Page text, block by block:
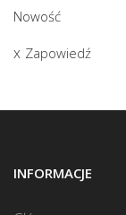
Nowość
Zapowiedź
INFORMACJE